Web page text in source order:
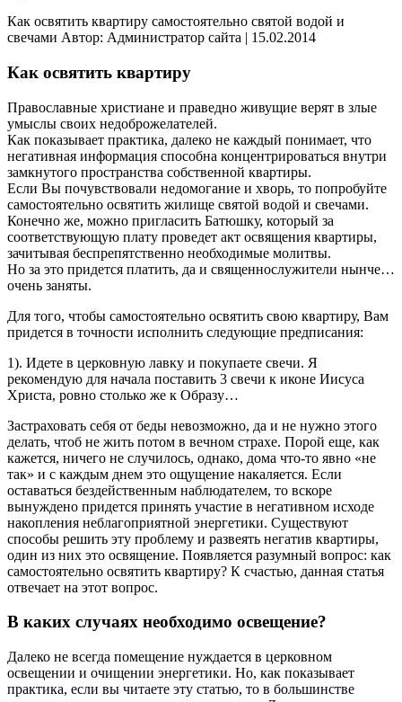
Как освятить квартиру самостоятельно святой водой и
свечами Автор: Администратор сайта | 15.02.2014
Как освятить квартиру
Православные христиане и праведно живущие верят в злые
умыслы своих недоброжелателей.
Как показывает практика, далеко не каждый понимает, что
негативная информация способна концентрироваться внутри
замкнутого пространства собственной квартиры.
Если Вы почувствовали недомогание и хворь, то попробуйте
самостоятельно освятить жилище святой водой и свечами.
Конечно же, можно пригласить Батюшку, который за
соответствующую плату проведет акт освящения квартиры,
зачитывая беспрепятственно необходимые молитвы.
Но за это придется платить, да и священнослужители нынче…
очень заняты.
Для того, чтобы самостоятельно освятить свою квартиру, Вам
придется в точности исполнить следующие предписания:
1). Идете в церковную лавку и покупаете свечи. Я
рекомендую для начала поставить 3 свечи к иконе Иисуса
Христа, ровно столько же к Образу…
Застраховать себя от беды невозможно, да и не нужно этого
делать, чтоб не жить потом в вечном страхе. Порой еще, как
кажется, ничего не случилось, однако, дома что-то явно «не
так» и с каждым днем это ощущение накаляется. Если
оставаться бездейственным наблюдателем, то вскоре
вынуждено придется принять участие в негативном исходе
накопления неблагоприятной энергетики. Существуют
способы решить эту проблему и развеять негатив квартиры,
один из них это освящение. Появляется разумный вопрос: как
самостоятельно освятить квартиру? К счастью, данная статья
отвечает на этот вопрос.
В каких случаях необходимо освещение?
Далеко не всегда помещение нуждается в церковном
освещении и очищении энергетики. Но, как показывает
практика, если вы читаете эту статью, то в большинстве